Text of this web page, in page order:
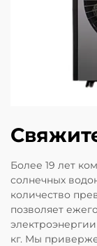
Более 19 лет
солнечных
количество
позволяет
кг. Мы